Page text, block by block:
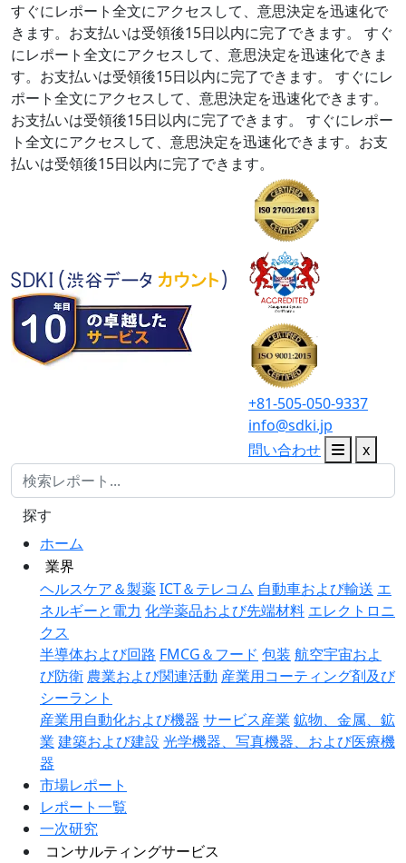
すぐにレポート全文にアクセスして、意思決定を迅速化で
きます。お支払いは受領後15日以内に完了できます。
すぐ
にレポート全文にアクセスして、意思決定を迅速化できま
す。お支払いは受領後15日以内に完了できます。
すぐにレ
ポート全文にアクセスして、意思決定を迅速化できます。
お支払いは受領後15日以内に完了できます。
すぐにレポー
ト全文にアクセスして、意思決定を迅速化できます。お支
払いは受領後15日以内に完了できます。
+81-505-050-9337
info@sdki.jp
問い合わせ
x
ホーム
業界
ヘルスケア＆製薬ICT＆テレコム 自動車および輸送 エ
ネルギーと電力 化学薬品および先端材料 エレクトロニ
クス
半導体および回路 FMCG＆フード 包装 航空宇宙およ
び防衛 農業および関連活動 産業用コーティング剤及び
シーラント
産業用自動化および機器 サービス産業 鉱物、金属、鉱
業 建築および建設 光学機器、写真機器、および医療機
器
市場レポート
レポート一覧
一次研究
コンサルティングサービス
探す